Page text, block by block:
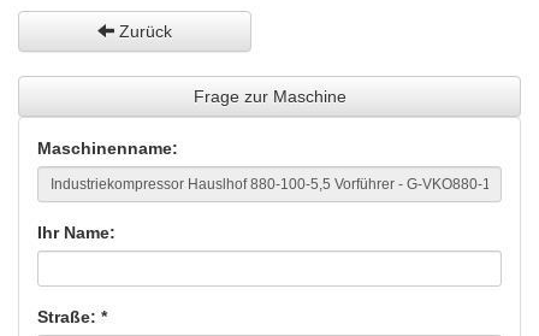
Zurück
Frage zur Maschine
Maschinenname:
Ihr Name:
Straße: *